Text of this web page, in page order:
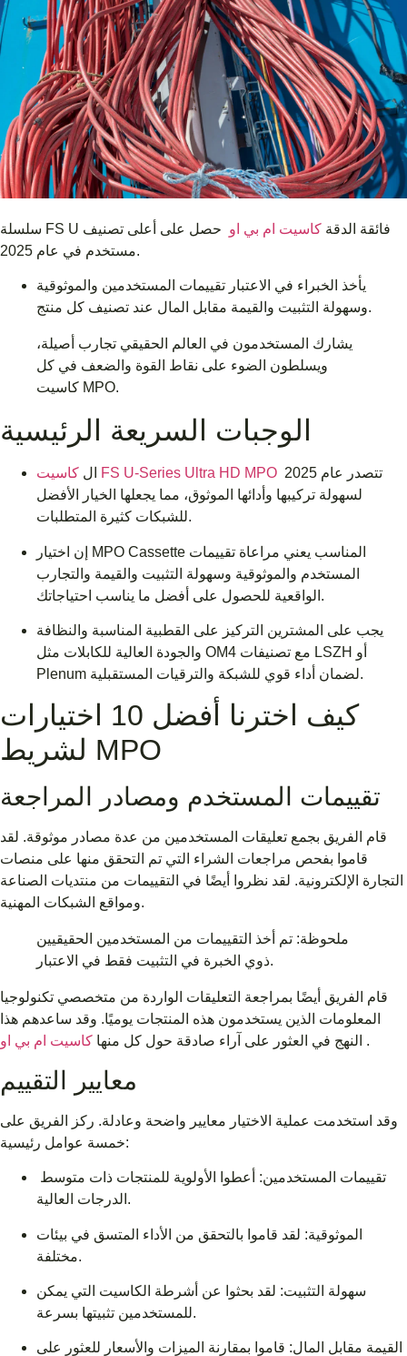
سلسلة FS U فائقة الدقة كاسيت ام بي او حصل على أعلى تصنيف
مستخدم في عام 2025.
يأخذ الخبراء في الاعتبار تقييمات المستخدمين والموثوقية
وسهولة التثبيت والقيمة مقابل المال عند تصنيف كل منتج.
يشارك المستخدمون في العالم الحقيقي تجارب أصيلة،
ويسلطون الضوء على نقاط القوة والضعف في كل
كاسيت MPO.
الوجبات السريعة الرئيسية
ال كاسيت FS U-Series Ultra HD MPO
لسهولة تركيبها وأدائها الموثوق، مما يجعلها الخيار الأفضل
للشبكات كثيرة المتطلبات.
إن اختيار MPO Cassette المناسب يعني مراعاة تقييمات
المستخدم والموثوقية وسهولة التثبيت والقيمة والتجارب
الواقعية للحصول على أفضل ما يناسب احتياجاتك.
يجب على المشترين التركيز على القطبية المناسبة والنظافة
والجودة العالية للكابلات مثل OM4 مع تصنيفات LSZH أو
Plenum لضمان أداء قوي للشبكة والترقيات المستقبلية.
كيف اخترنا أفضل 10 اختيارات
لشريط MPO
تقييمات المستخدم ومصادر المراجعة
قام الفريق بجمع تعليقات المستخدمين من عدة مصادر موثوقة. لقد
قاموا بفحص مراجعات الشراء التي تم التحقق منها على منصات
التجارة الإلكترونية. لقد نظروا أيضًا في التقييمات من منتديات الصناعة
ومواقع الشبكات المهنية.
ملحوظة: تم أخذ التقييمات من المستخدمين الحقيقيين
ذوي الخبرة في التثبيت فقط في الاعتبار.
قام الفريق أيضًا بمراجعة التعليقات الواردة من متخصصي تكنولوجيا
المعلومات الذين يستخدمون هذه المنتجات يوميًا. وقد ساعدهم هذا
النهج في العثور على آراء صادقة حول كل منها .
معايير التقييم
وقد استخدمت عملية الاختيار معايير واضحة وعادلة. ركز الفريق على
خمسة عوامل رئيسية:
تقييمات المستخدمين: أعطوا الأولوية للمنتجات ذات متوسط ​​
الدرجات العالية.
الموثوقية: لقد قاموا بالتحقق من الأداء المتسق في بيئات
مختلفة.
سهولة التثبيت: لقد بحثوا عن أشرطة الكاسيت التي يمكن
للمستخدمين تثبيتها بسرعة.
القيمة مقابل المال: قاموا بمقارنة الميزات والأسعار للعثور على